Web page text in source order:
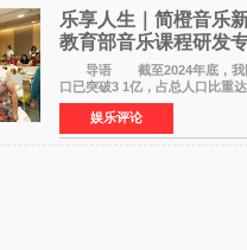
乐享人生｜简橙音乐
教育部音乐课程研发
师重磅入驻领航银龄
导语 截至2024年底，我国
口已突破3 1亿，占总人口比重
的精神文化需求日益凸显。2024
公厅印发《关于发展银发经济增
意见》——这是
娱乐评论